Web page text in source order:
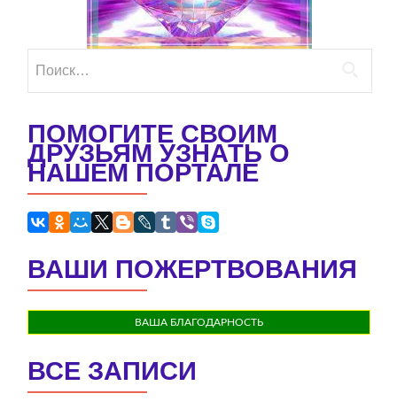
ПОМОГИТЕ СВОИМ
ДРУЗЬЯМ УЗНАТЬ О
НАШЕМ ПОРТАЛЕ
ВАШИ ПОЖЕРТВОВАНИЯ
ВАША БЛАГОДАРНОСТЬ
ВСЕ ЗАПИСИ